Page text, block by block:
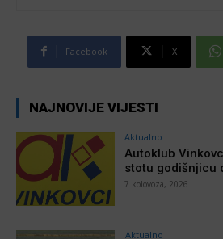
Facebook X
NAJNOVIJE VIJESTI
Aktualno
Autoklub
stotu godišnjicu
7 kolovoza, 2026
Aktualno